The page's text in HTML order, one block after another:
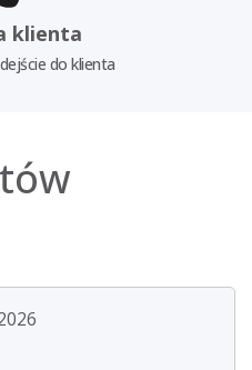
klienta
do klienta